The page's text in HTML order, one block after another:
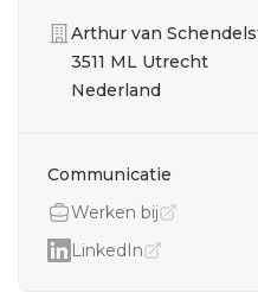
Organisatie
Arthur van
3511 ML Utrecht
Nederland
Communicatie
Werken bij
LinkedIn